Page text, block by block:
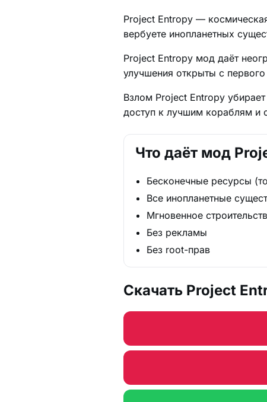
Project Entropy —
вербуете инопланетных
Project Entropy мод даёт
улучшения открыты с
Взлом Project Entropy
доступ к лучшим кораблям и
Что даёт мод
Бесконечные ресурсы
Все инопланетные
Мгновенное
Без рекламы
Без root-прав
Скачать Project